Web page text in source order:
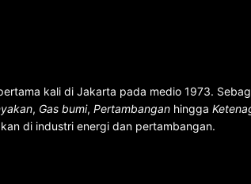
kali di Jakarta pada medio 1973.
, Gas bumi, Pertambangan hingga
di industri energi dan pertambangan.